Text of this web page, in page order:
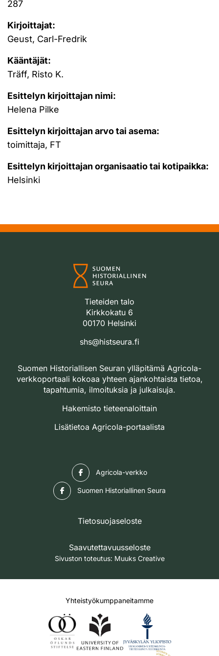
287
Kirjoittajat:
Geust, Carl-Fredrik
Kääntäjät:
Träff, Risto K.
Esittelyn kirjoittajan nimi:
Helena Pilke
Esittelyn kirjoittajan arvo tai asema:
toimittaja, FT
Esittelyn kirjoittajan organisaatio tai kotipaikka:
Helsinki
Tieteiden talo
Kirkkokatu 6
00170 Helsinki
shs@histseura.fi
Suomen Historiallisen Seuran ylläpitämä Agricola-
verkkoportaali kokoaa yhteen ajankohtaista tietoa,
tapahtumia, ilmoituksia ja julkaisuja.
Hakemisto tieteenaloittain
Lisätietoa Agricola-portaalista
Agricola-verkko
Suomen Historiallinen Seura
Tietosuojaseloste
Saavutettavuusseloste
Sivuston toteutus: Muuks Creative
Yhteistyökumppaneitamme